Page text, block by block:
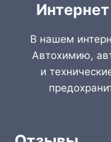
В нашем
Автохимию,
и